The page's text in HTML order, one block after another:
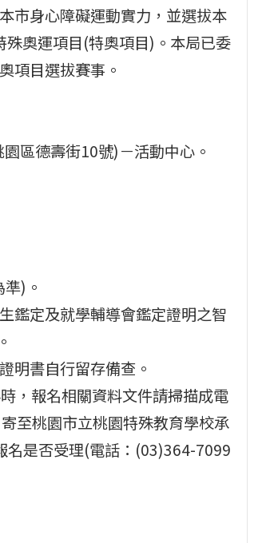
市身心障礙運動實力，並選拔本
奧運項目(特奧項目)。本局已委
項目選拔賽事。
區德壽街10號)－活動中心。
)。
鑑定及就學輔導會鑑定證明之智
明書自行留存備查。
，報名相關資料文件請掃描成電
至桃園市立桃園特殊教育學校承
是否受理(電話：(03)364-7099